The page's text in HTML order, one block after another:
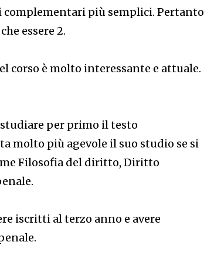
complementari più semplici. Pertanto
essere 2.
corso è molto interessante e attuale.
per primo il testo
molto più agevole il suo studio se si
Filosofia del diritto, Diritto
iscritti al terzo anno e avere